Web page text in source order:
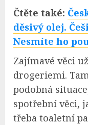
Čtěte také:
děsivý olej.
Nesmíte ho
Zajímavé věci
drogeriemi.
podobná
spotřební věci,
třeba toaletní